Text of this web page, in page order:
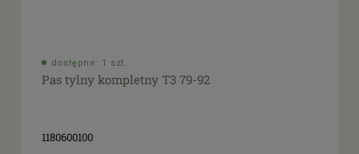
dostępne: 1 szt.
Pas tylny kompletny T3 79-92
1180600100